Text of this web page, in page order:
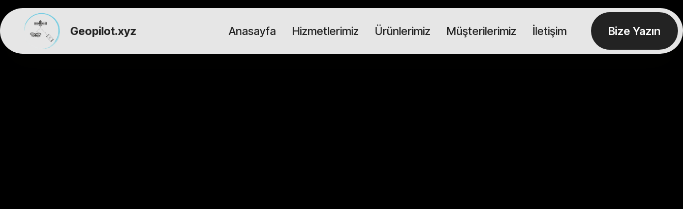
Geopilot.xyz Anasayfa Hizmetlerimiz Ürünlerimiz Müşterilerimiz İletişim Bize Yazın